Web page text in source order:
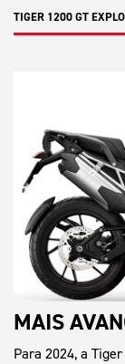
TIGER 1200 GT
MAIS
Para 2024, a